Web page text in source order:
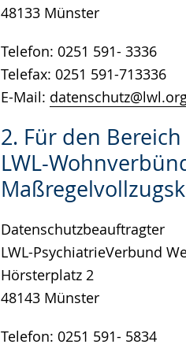
48133 Münster
Telefon: 0251 591- 3336
Telefax: 0251 591-713336
E-Mail:
2. Für den
LWL-
Datenschutzbeauftragter
LWL-PsychiatrieVerbund
Hörsterplatz 2
48143 Münster
Telefon: 0251 591- 5834